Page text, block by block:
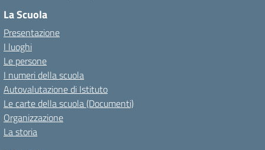
La Scuola
Presentazione
I luoghi
Le persone
I numeri della scuola
Autovalutazione di Istituto
Le carte della scuola (Documenti)
Organizzazione
La storia